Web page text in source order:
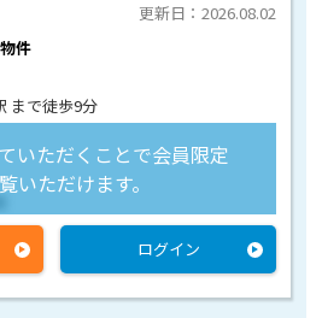
件
更新日：2026.08.02
まで徒歩9分
いただくことで会員限定
いただけます。
ログイン